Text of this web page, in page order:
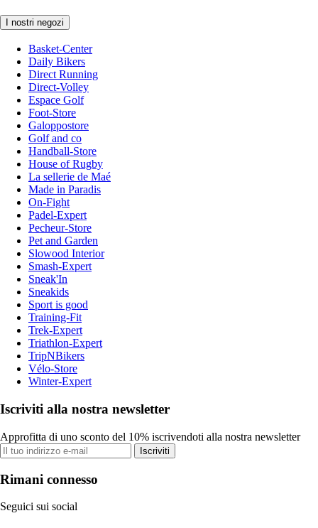
I nostri negozi
Basket-Center
Daily Bikers
Direct Running
Direct-Volley
Espace Golf
Foot-Store
Galoppostore
Golf and co
Handball-Store
House of Rugby
La sellerie de Maé
Made in Paradis
On-Fight
Padel-Expert
Pecheur-Store
Pet and Garden
Slowood Interior
Smash-Expert
Sneak'In
Sneakids
Sport is good
Training-Fit
Trek-Expert
Triathlon-Expert
TripNBikers
Vélo-Store
Winter-Expert
Iscriviti alla nostra newsletter
Approfitta di uno sconto del 10% iscrivendoti alla nostra newsletter
Iscriviti
Rimani connesso
Seguici sui social